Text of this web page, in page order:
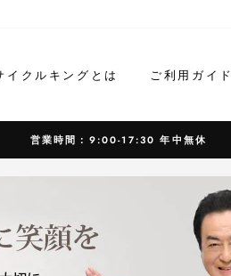
イクルキングとは ご利用ガイド
営業時間：9:00-17:30 年中無休